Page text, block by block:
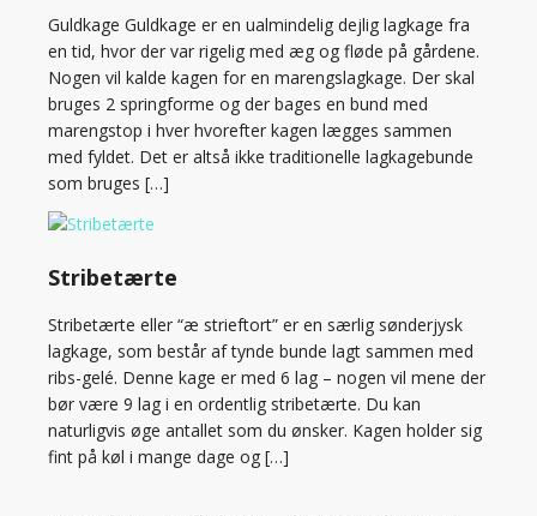
Guldkage Guldkage er en ualmindelig dejlig lagkage fra
en tid, hvor der var rigelig med æg og fløde på gårdene.
Nogen vil kalde kagen for en marengslagkage. Der skal
bruges 2 springforme og der bages en bund med
marengstop i hver hvorefter kagen lægges sammen
med fyldet. Det er altså ikke traditionelle lagkagebunde
som bruges […]
Stribetærte
Stribetærte eller “æ strieftort” er en særlig sønderjysk
lagkage, som består af tynde bunde lagt sammen med
ribs-gelé. Denne kage er med 6 lag – nogen vil mene der
bør være 9 lag i en ordentlig stribetærte. Du kan
naturligvis øge antallet som du ønsker. Kagen holder sig
fint på køl i mange dage og […]